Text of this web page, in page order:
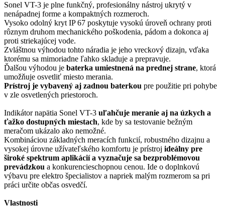
Sonel VT-3 je plne funkčný, profesionálny nástroj ukrytý v
nenápadnej forme a kompaktných rozmeroch.
Vysoko odolný kryt IP 67 poskytuje vysokú úroveň ochrany proti
rôznym druhom mechanického poškodenia, pádom a dokonca aj
proti striekajúcej vode.
Zvláštnou výhodou tohto náradia je jeho vreckový dizajn, vďaka
ktorému sa mimoriadne ľahko skladuje a prepravuje.
Ďalšou výhodou je baterka umiestnená na prednej strane, ktorá
umožňuje osvetliť miesto merania.
Prístroj je vybavený aj zadnou baterkou pre použitie pri pohybe
v zle osvetlených priestoroch.
Indikátor napätia Sonel VT-3 uľahčuje meranie aj na úzkych a
ťažko dostupných miestach, kde by sa testovanie bežným
meračom ukázalo ako nemožné.
Kombináciou základných meracích funkcií, robustného dizajnu a
vysokej úrovne užívateľského komfortu je prístroj ideálny pre
široké spektrum aplikácií a vyznačuje sa bezproblémovou
prevádzkou a konkurencieschopnou cenou. Ide o doplnkovú
výbavu pre elektro špecialistov a napriek malým rozmerom sa pri
práci určite občas osvedčí.
Vlastnosti